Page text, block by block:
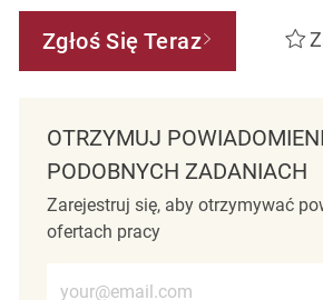
Zgłoś Się Teraz
OTRZYMUJ
PODOBNYCH ZADANIACH
Zarejestruj się, aby otrzymywać
ofertach pracy